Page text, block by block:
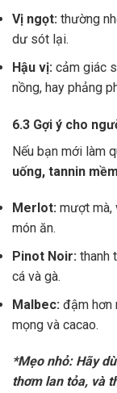
Vị ngọt: thường
dư sót lại.
Hậu vị: cảm giác
nồng, hay phảng
6.3 Gợi ý cho
Nếu bạn mới làm
uống, tannin mềm
Merlot: mượt mà,
món ăn.
Pinot Noir: thanh
cá và gà.
Malbec: đậm hơn
mọng và cacao.
*Mẹo nhỏ: Hãy
thơm lan tỏa, và